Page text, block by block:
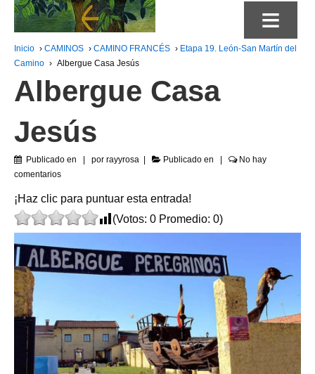
≡
Inicio › CAMINOS › CAMINO FRANCÉS › Etapa 19. León-San Martín del
Camino › Albergue Casa Jesús
Albergue Casa
Jesús
Publicado en por rayyrosa Publicado en
No hay
comentarios
¡Haz clic para puntuar esta entrada!
(Votos: 0 Promedio: 0)